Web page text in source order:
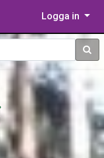
Logga in
Sök